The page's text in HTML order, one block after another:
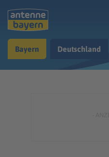
Musik & Radio
Bayern Deutschland